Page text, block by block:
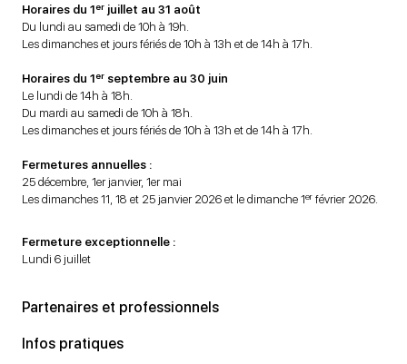
Horaires du 1er juillet au 31 août
Du lundi au samedi de 10h à 19h.
Les dimanches et jours fériés de 10h à 13h et de 14h à 17h.
Horaires du 1er septembre au 30 juin
Le lundi de 14h à 18h.
Du mardi au samedi de 10h à 18h.
Les dimanches et jours fériés de 10h à 13h et de 14h à 17h.
Fermetures annuelles :
25 décembre, 1er janvier, 1er mai
Les dimanches 11, 18 et 25 janvier 2026 et le dimanche 1er février 2026.
Fermeture exceptionnelle :
Lundi 6 juillet
Partenaires et professionnels
Infos pratiques